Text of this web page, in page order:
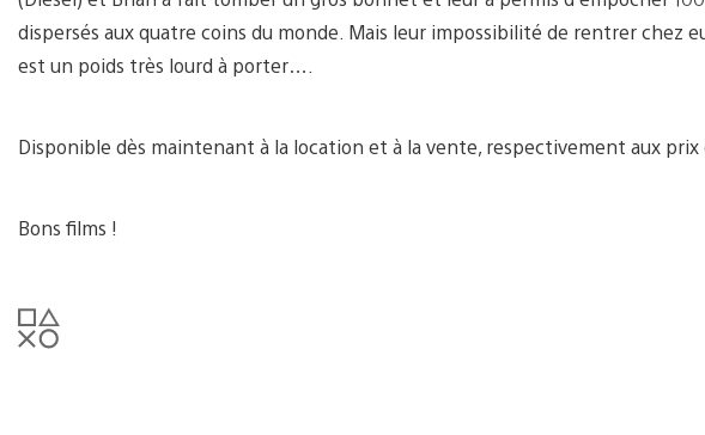
dispersés aux quatre coins du monde. Mais leur impossibilité de rentrer chez
est un poids très lourd à porter….
Disponible dès maintenant à la location et à la vente, respectivement aux prix
Bons films !